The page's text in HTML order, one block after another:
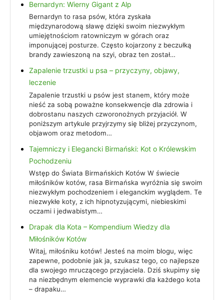
Bernardyn: Wierny Gigant z Alp
Bernardyn to rasa psów, która zyskała
międzynarodową sławę dzięki swoim niezwykłym
umiejętnościom ratowniczym w górach oraz
imponującej posturze. Często kojarzony z beczułką
brandy zawieszoną na szyi, obraz ten został…
Zapalenie trzustki u psa – przyczyny, objawy,
leczenie
Zapalenie trzustki u psów jest stanem, który może
nieść za sobą poważne konsekwencje dla zdrowia i
dobrostanu naszych czworonożnych przyjaciół. W
poniższym artykule przyjrzymy się bliżej przyczynom,
objawom oraz metodom…
Tajemniczy i Elegancki Birmański: Kot o Królewskim
Pochodzeniu
Wstęp do Świata Birmańskich Kotów W świecie
miłośników kotów, rasa Birmańska wyróżnia się swoim
niezwykłym pochodzeniem i eleganckim wyglądem. Te
niezwykłe koty, z ich hipnotyzującymi, niebieskimi
oczami i jedwabistym…
Drapak dla Kota – Kompendium Wiedzy dla
Miłośników Kotów
Witaj, miłośniku kotów! Jesteś na moim blogu, więc
zapewne, podobnie jak ja, szukasz tego, co najlepsze
dla swojego mruczącego przyjaciela. Dziś skupimy się
na niezbędnym elemencie wyprawki dla każdego kota
– drapaku…